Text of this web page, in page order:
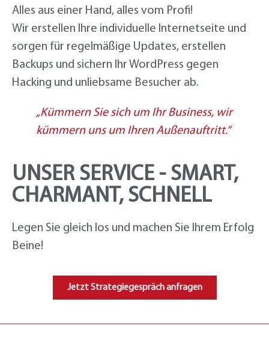
Alles aus einer Hand, alles vom Profi!
Wir erstellen Ihre individuelle Internetseite und
sorgen für regelmäßige Updates, erstellen
Backups und sichern Ihr WordPress gegen
Hacking und unliebsame Besucher ab.
„Kümmern Sie sich um Ihr Business, wir
kümmern uns um Ihren Außenauftritt.“
UNSER SERVICE - SMART,
CHARMANT, SCHNELL
Legen Sie gleich los und machen Sie Ihrem Erfolg
Beine!
Jetzt Strategiegespräch anfragen